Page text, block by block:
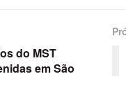
do MST
em São